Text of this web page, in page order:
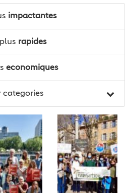
impactantes
rapides
economiques
categories